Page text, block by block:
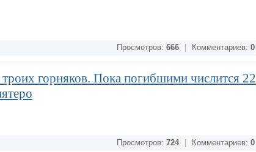
Просмотров: 666 Комментариев: 0
горняков. Пока погибшими числится 22
Просмотров: 724 Комментариев: 0